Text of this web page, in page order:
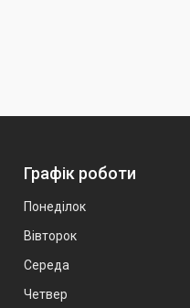
Графік роботи
Понеділок
Вівторок
Середа
Четвер